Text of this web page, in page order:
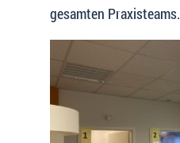
gesamten Praxisteams.